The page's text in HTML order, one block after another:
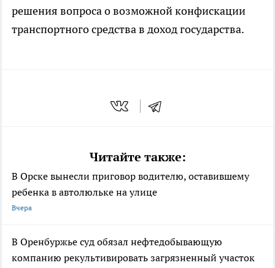
решения вопроса о возможной конфискации
транспортного средства в доход государства.
Читайте также:
В Орске вынесли приговор водителю, оставившему
ребенка в автолюльке на улице
Вчера
В Оренбуржье суд обязал нефтедобывающую
компанию рекультивировать загрязненный участок